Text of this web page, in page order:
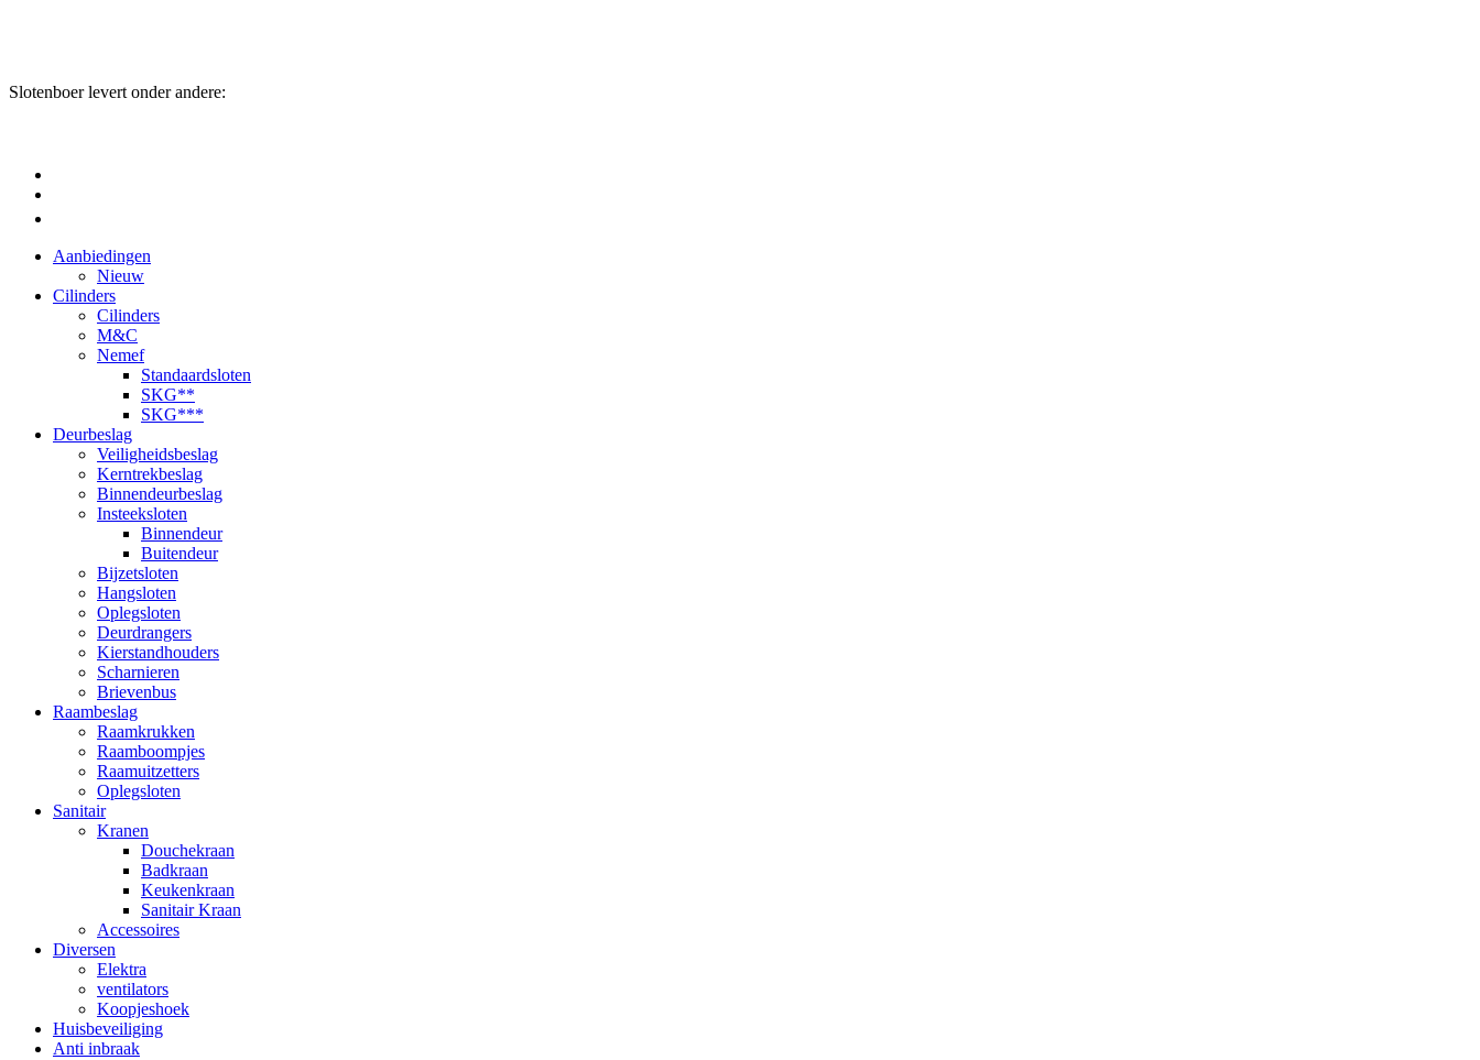
Slotenboer levert onder andere:
Aanbiedingen
Nieuw
Cilinders
Cilinders
M&C
Nemef
Standaardsloten
SKG**
SKG***
Deurbeslag
Veiligheidsbeslag
Kerntrekbeslag
Binnendeurbeslag
Insteeksloten
Binnendeur
Buitendeur
Bijzetsloten
Hangsloten
Oplegsloten
Deurdrangers
Kierstandhouders
Scharnieren
Brievenbus
Raambeslag
Raamkrukken
Raamboompjes
Raamuitzetters
Oplegsloten
Sanitair
Kranen
Douchekraan
Badkraan
Keukenkraan
Sanitair Kraan
Accessoires
Diversen
Elektra
ventilators
Koopjeshoek
Huisbeveiliging
Anti inbraak